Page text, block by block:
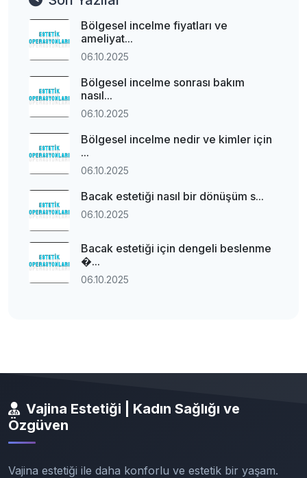
Bölgesel incelme fiyatları ve
ameliyat...
06.10.2025
Bölgesel incelme sonrası bakım
nasıl...
06.10.2025
Bölgesel incelme nedir ve kimler için
...
06.10.2025
Bacak estetiği nasıl bir dönüşüm s...
06.10.2025
Bacak estetiği için dengeli beslenme
�...
06.10.2025
Vajina Estetiği | Kadın Sağlığı ve
Özgüven
Vajina estetiği ile daha konforlu ve estetik bir yaşam.